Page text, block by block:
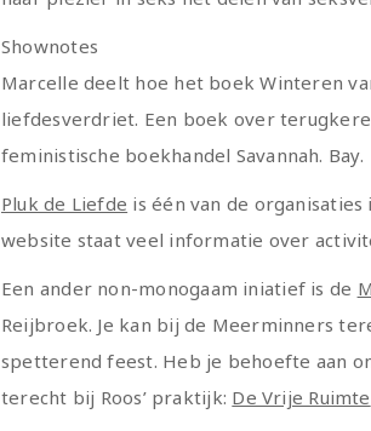
Shownotes
Marcelle deelt hoe het boek Winteren
liefdesverdriet. Een boek over
feministische boekhandel Savannah. Bay.
Pluk de Liefde is één van de
website staat veel informatie over
Een ander non-monogaam iniatief is de
Reijbroek. Je kan bij de Meerminners
spetterend feest. Heb je behoefte aan
terecht bij Roos’ praktijk: De Vrije Ruimte